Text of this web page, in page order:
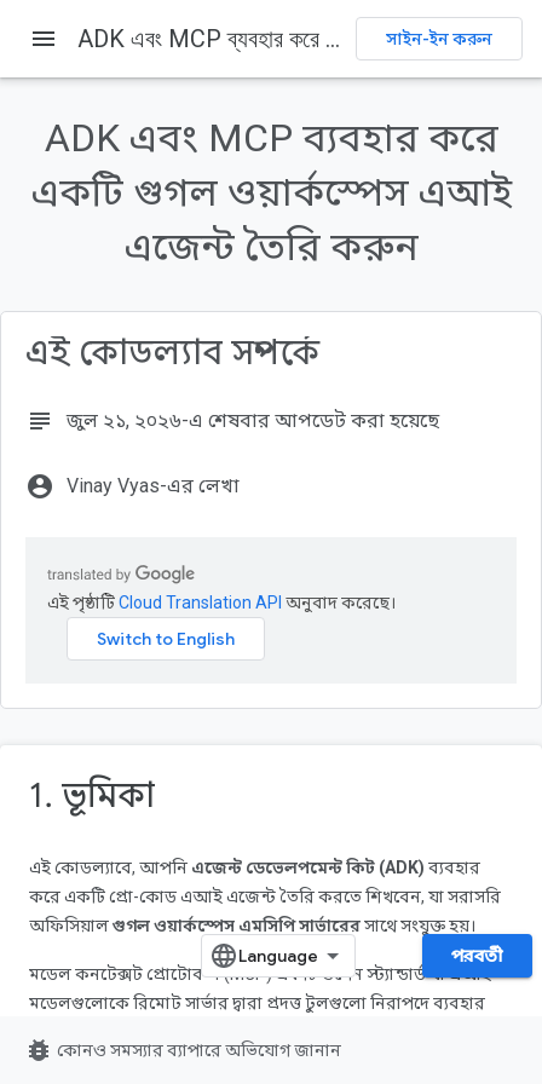
১. ভূমিকা
আপনি যা করবেন
আপনার যা যা লাগবে
২. শুরু করার আগে
একটি গুগল ক্লাউড প্রজেক্ট তৈরি করুন বা নির্বাচন করুন
menu ADK এবং MCP ব্যবহার করে একটি গুগল ওয়ার্কস্পেস এআই এজেন্ট তৈরি করুন সাইন-ইন করুন
ADK এবং MCP ব্যবহার করে
একটি গুগল ওয়ার্কস্পেস এআই
এজেন্ট তৈরি করুন
এই কোডল্যাব সম্পর্কে
subject জুল ২১, ২০২৬-এ শেষবার আপডেট করা হয়েছে
account_circle Vinay Vyas-এর লেখা
এই পৃষ্ঠাটিCloud Translation API অনুবাদ করেছে।
1. ভূমিকা
এই কোডল্যাবে, আপনি এজেন্ট ডেভেলপমেন্ট কিট (ADK) ব্যবহার
করে একটি প্রো-কোড এআই এজেন্ট তৈরি করতে শিখবেন, যা সরাসরি
অফিসিয়ালগুগল ওয়ার্কস্পেস এমসিপি সার্ভারেরসাথে সংযুক্ত হয়।
মডেল কনটেক্সট প্রোটোকল (MCP) একটি ওপেন স্ট্যান্ডার্ড যা এআই
মডেলগুলোকে রিমোট সার্ভার দ্বারা প্রদত্ত টুলগুলো নিরাপদে ব্যবহার
প্রো-কোড ফ্রেমওয়ার্ক। এই দুটিকে একত্রিত করে, আপনি আপনার
পরবর্তী
bug_report কোনও সমস্যার ব্যাপারে অভিযোগ জানান